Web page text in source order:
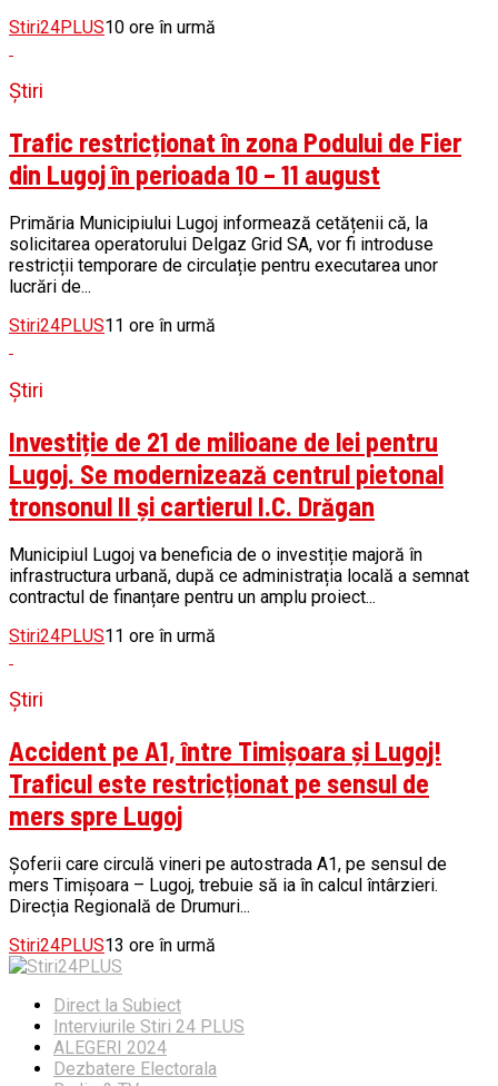
Stiri24PLUS10 ore în urmă
Știri
Trafic restricționat în zona Podului de Fier
din Lugoj în perioada 10 – 11 august
Primăria Municipiului Lugoj informează cetățenii că, la
solicitarea operatorului Delgaz Grid SA, vor fi introduse
restricții temporare de circulație pentru executarea unor
lucrări de...
Stiri24PLUS11 ore în urmă
Știri
Investiție de 21 de milioane de lei pentru
Lugoj. Se modernizează centrul pietonal
tronsonul II și cartierul I.C. Drăgan
Municipiul Lugoj va beneficia de o investiție majoră în
infrastructura urbană, după ce administrația locală a semnat
contractul de finanțare pentru un amplu proiect...
Stiri24PLUS11 ore în urmă
Știri
Accident pe A1, între Timișoara și Lugoj!
Traficul este restricționat pe sensul de
mers spre Lugoj
Șoferii care circulă vineri pe autostrada A1, pe sensul de
mers Timișoara – Lugoj, trebuie să ia în calcul întârzieri.
Direcția Regională de Drumuri...
Stiri24PLUS13 ore în urmă
Direct la Subiect
Interviurile Stiri 24 PLUS
ALEGERI 2024
Dezbatere Electorala